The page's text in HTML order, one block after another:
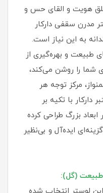
هویت و القای حس و
سقفی دارکار
به این نیاز است.
طبیعت و بهره‌گیری از
شما را روشن می‌کند،
مرکز توجه هر
دارکار با تکیه بر
ابعاد بزرگ طراحی کرده
ایده‌آل و بی‌نظیر
طبیعت (گل):